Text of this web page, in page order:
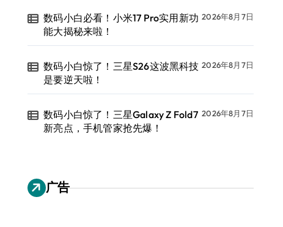
数码小白必看！小米17 Pro实用新功
能大揭秘来啦！
2026年8月7日
数码小白惊了！三星S26这波黑科技
是要逆天啦！
2026年8月7日
数码小白惊了！三星Galaxy Z Fold7
新亮点，手机管家抢先爆！
2026年8月7日
广告